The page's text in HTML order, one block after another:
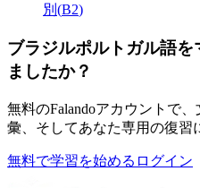
別 (B2)
ブラジルポルトガル語
ましたか？
無料のFalandoアカウントで
彙、そしてあなた専用の復習
無料で学習を始める ログイン